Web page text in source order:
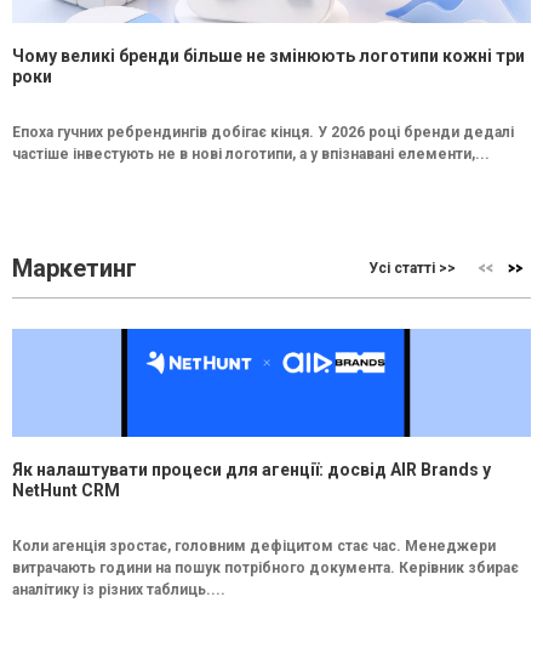
Чому великі бренди більше не змінюють логотипи кожні три
роки
Епоха гучних ребрендингів добігає кінця. У 2026 році бренди дедалі
частіше інвестують не в нові логотипи, а у впізнавані елементи,...
Маркетинг Усі статті >>
Як налаштувати процеси для агенції: досвід AIR Brands у
NetHunt CRM
Коли агенція зростає, головним дефіцитом стає час. Менеджери
витрачають години на пошук потрібного документа. Керівник збирає
аналітику із різних таблиць....